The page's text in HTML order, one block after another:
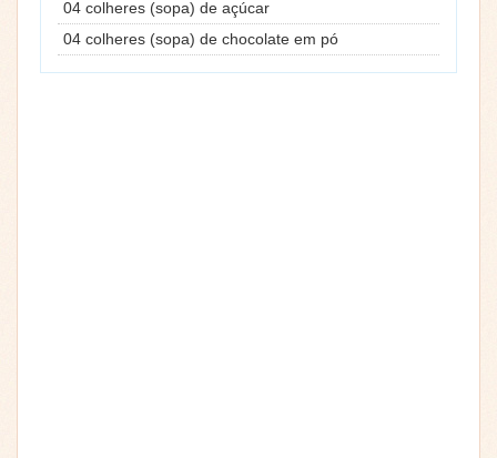
04 colheres (sopa) de açúcar
04 colheres (sopa) de chocolate em pó